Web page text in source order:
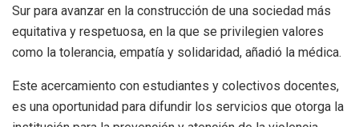
Sur para avanzar en la construcción de una sociedad más
equitativa y respetuosa, en la que se privilegien valores
como la tolerancia, empatía y solidaridad, añadió la médica.
Este acercamiento con estudiantes y colectivos docentes,
es una oportunidad para difundir los servicios que otorga la